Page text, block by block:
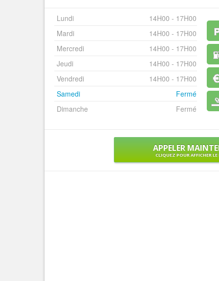
Lundi
14H00 - 17H00
Mardi
14H00 - 17H00
Mercredi
14H00 - 17H00
Jeudi
14H00 - 17H00
Vendredi
14H00 - 17H00
Samedi
Fermé
Dimanche
Fermé
APPELER
CLIQUEZ POUR AFFICHER